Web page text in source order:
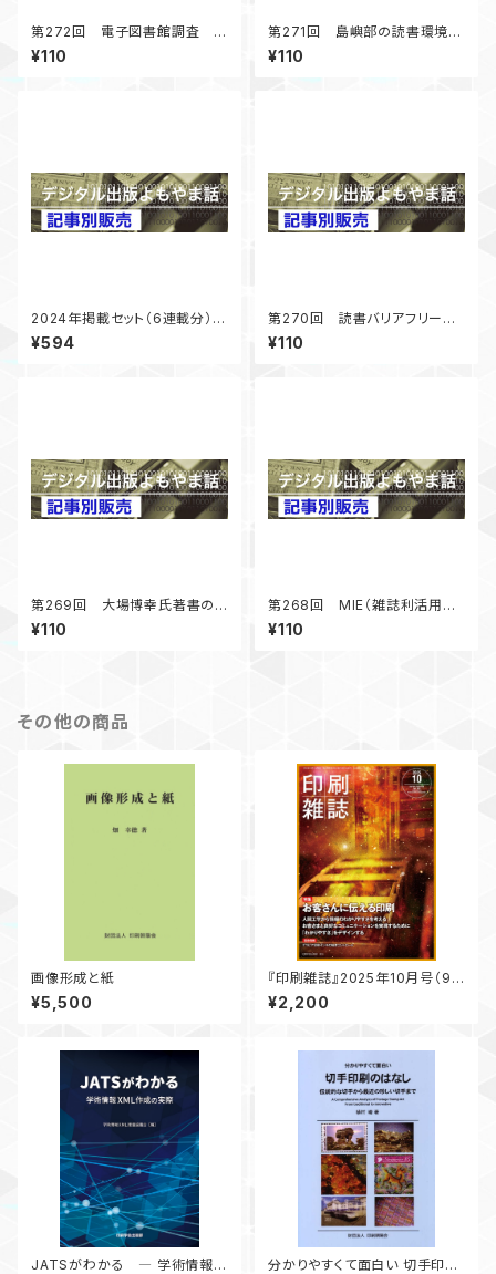
第272回 電子図書館調査 コ
ロナ禍以降の展開 「デジタル
出版よもやま話」 2025年4月
¥110
第271回 島嶼部の読書環境調
査 まずは男木島図書館に行
く 「デジタル出版よもやま話」
2025年2月号掲載
¥110
2024年掲載セット（6連載分）
「デジタル出版よもやま話」
¥594
第270回 読書バリアフリー法
5年経過第二期基本計画準備
中 「デジタル出版よもやま話」
¥110
第269回 大場博幸氏著書の
社会的意義－図書館の書籍市
場への影響－ 「デジタル出版
¥110
第268回 MIE（雑誌利活用教
育）報告 雑誌づくりの効果
「デジタル出版よもやま話」 20
¥110
その他の商品
画像形成と紙
¥5,500
『印刷雑誌』2025年10月号（9
月19日発行）
¥2,200
JATSがわかる ― 学術情報X
分かりやすくて面白い 切手印刷